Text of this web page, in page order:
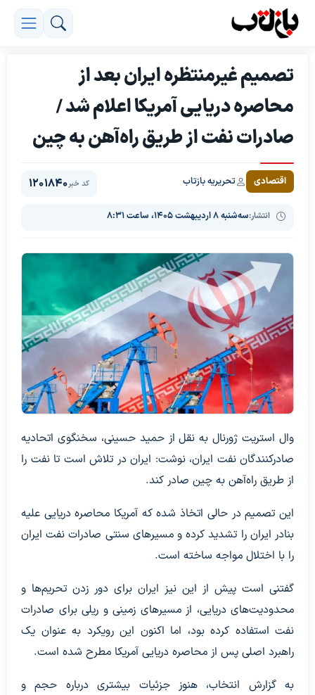
تصمیم غیرمنتظره ایران بعد از
محاصره دریایی آمریکا اعلام شد /
صادرات نفت از طریق راه‌آهن به چین
اقتصادی تحریریه بازتاب
انتشار:سه‌شنبه ۸ اردیبهشت ۱۴۰۵، ساعت ۸:۳۱
کد خبر1201840
وال استریت ژورنال به نقل از حمید حسینی، سخنگوی اتحادیه
صادرکنندگان نفت ایران، نوشت: ایران در تلاش است تا نفت را
از طریق راه‌آهن به چین صادر کند.
این تصمیم در حالی اتخاذ شده که آمریکا محاصره دریایی علیه
بنادر ایران را تشدید کرده و مسیرهای سنتی صادرات نفت ایران
را با اختلال مواجه ساخته است.
گفتنی است پیش از این نیز ایران برای دور زدن تحریم‌ها و
محدودیت‌های دریایی، از مسیرهای زمینی و ریلی برای صادرات
نفت استفاده کرده بود، اما اکنون این رویکرد به عنوان یک
راهبرد اصلی پس از محاصره دریایی آمریکا مطرح شده است.
به گزارش انتخاب، هنوز جزئیات بیشتری درباره حجم و